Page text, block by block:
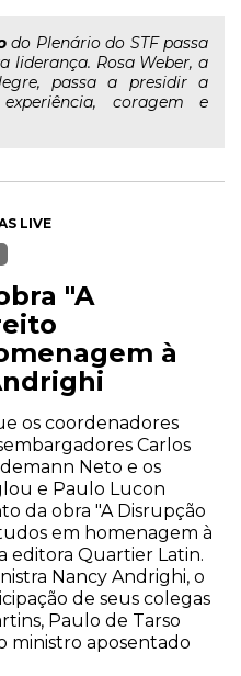
do Plenário do STF passa
liderança. Rosa Weber, a
passa a presidir a
coragem e
LIVE
"A
à
os coordenadores
Carlos
Neto e os
e Paulo Lucon
da obra "A Disrupção
em homenagem à
editora Quartier Latin.
Nancy Andrighi, o
de seus colegas
Paulo de Tarso
ministro aposentado